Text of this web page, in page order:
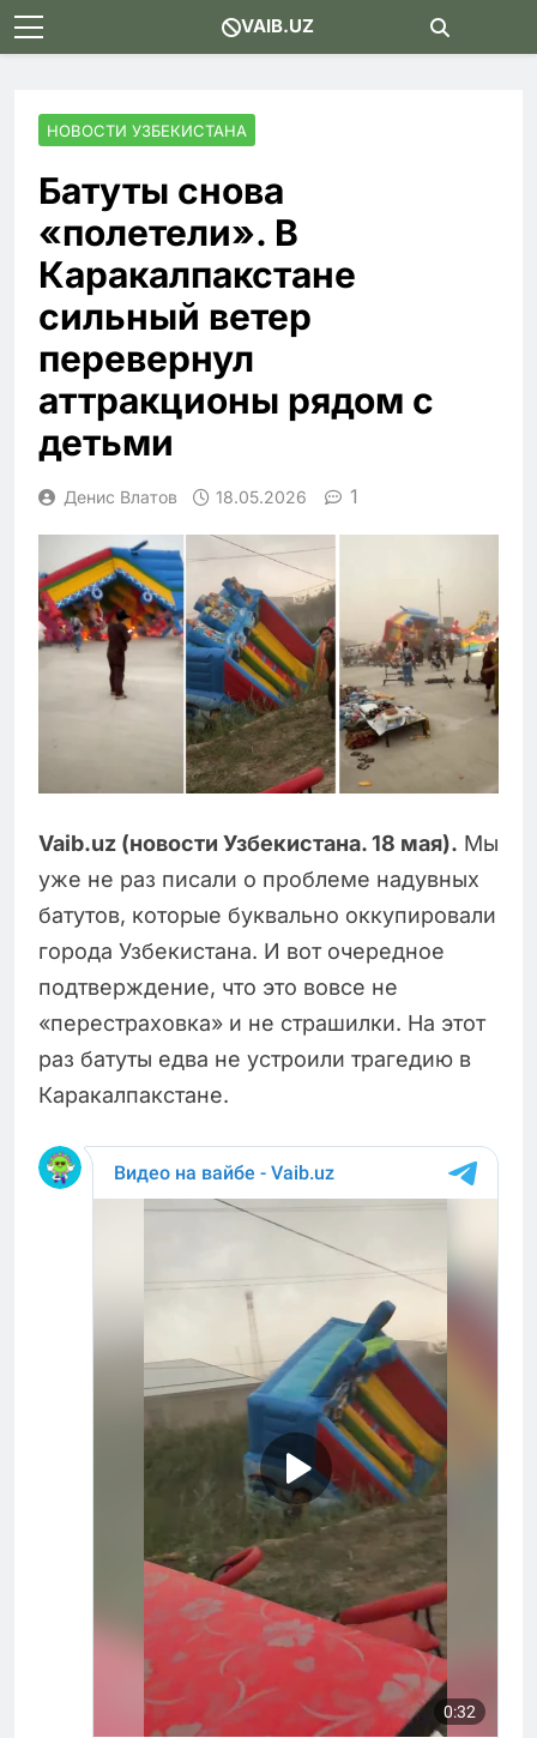
Skip
to
VAIB.UZ
НОВОСТИ УЗБЕКИСТАНА
Батуты снова
«полетели». В
Каракалпакстане
сильный ветер
перевернул
аттракционы рядом с
детьми
Денис Влатов 18.05.2026 1
Vaib.uz (новости Узбекистана. 18 мая). Мы
уже не раз писали о проблеме надувных
батутов, которые буквально оккупировали
города Узбекистана. И вот очередное
подтверждение, что это вовсе не
«перестраховка» и не страшилки. На этот
раз батуты едва не устроили трагедию в
Каракалпакстане.